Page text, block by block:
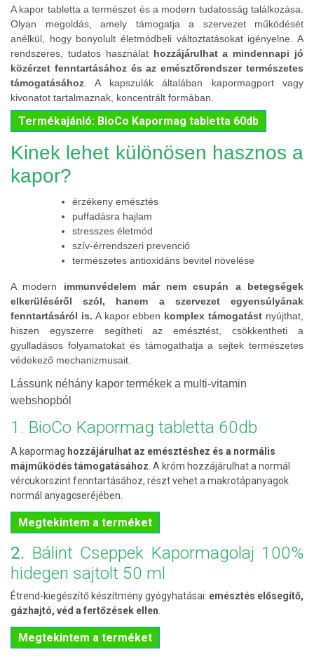
A kapor tabletta a természet és a modern tudatosság találkozása.
Olyan megoldás, amely támogatja a szervezet működését
anélkül, hogy bonyolult életmódbeli változtatásokat igényelne. A
rendszeres, tudatos használat hozzájárulhat a mindennapi jó
közérzet fenntartásához és az emésztőrendszer természetes
támogatásához . A kapszulák általában kapormagport vagy
kivonatot tartalmaznak, koncentrált formában.
Termékajánló: BioCo Kapormag tabletta 60db
Kinek lehet különösen hasznos a
kapor?
érzékeny emésztés
puffadásra hajlam
stresszes életmód
szív-érrendszeri prevenció
természetes antioxidáns bevitel növelése
A modern immunvédelem már nem csupán a betegségek
elkerüléséről szól, hanem a szervezet egyensúlyának
fenntartásáról is. A kapor ebben komplex támogatást nyújthat,
hiszen egyszerre segítheti az emésztést, csökkentheti a
gyulladásos folyamatokat és támogathatja a sejtek természetes
védekező mechanizmusait.
Lássunk néhány kapor termékek a multi-vitamin
webshopból
1. BioCo Kapormag tabletta 60db
A kapormag hozzájárulhat az emésztéshez és a normális
májműködés támogatásához. A króm hozzájárulhat a normál
vércukorszint fenntartásához, részt vehet a makrotápanyagok
normál anyagcseréjében.
Megtekintem a terméket
2. Bálint Cseppek Kapormagolaj 100%
hidegen sajtolt 50 ml
Étrend-kiegészítő készítmény gyógyhatásai: emésztés elősegítő,
gázhajtó, véd a fertőzések ellen.
Megtekintem a terméket